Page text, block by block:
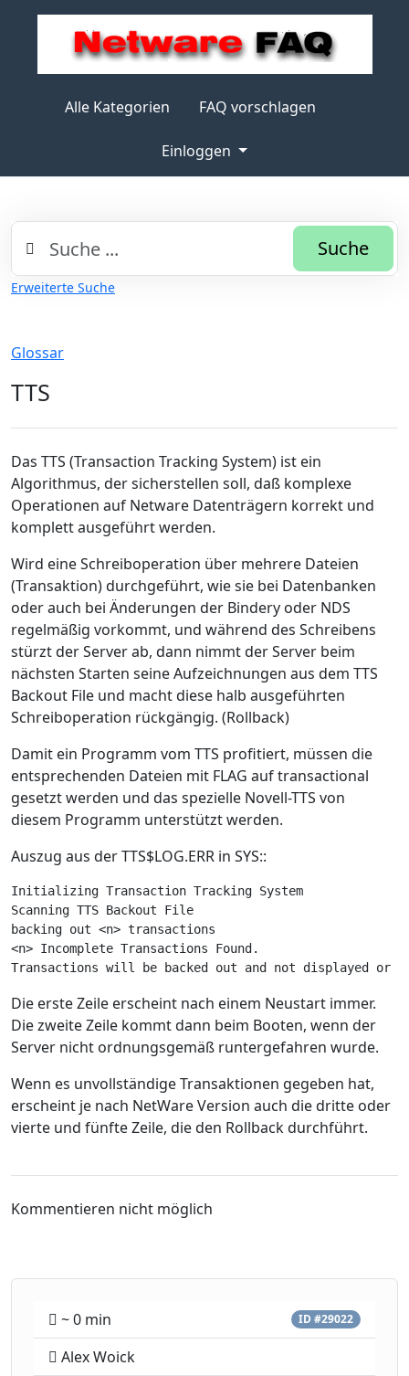
Alle Kategorien FAQ vorschlagen
Einloggen
Suche
Erweiterte Suche
Glossar
TTS
Das TTS (Transaction Tracking System) ist ein
Algorithmus, der sicherstellen soll, daß komplexe
Operationen auf Netware Datenträgern korrekt und
komplett ausgeführt werden.
Wird eine Schreiboperation über mehrere Dateien
(Transaktion) durchgeführt, wie sie bei Datenbanken
oder auch bei Änderungen der Bindery oder NDS
regelmäßig vorkommt, und während des Schreibens
stürzt der Server ab, dann nimmt der Server beim
nächsten Starten seine Aufzeichnungen aus dem TTS
Backout File und macht diese halb ausgeführten
Schreiboperation rückgängig. (Rollback)
Damit ein Programm vom TTS profitiert, müssen die
entsprechenden Dateien mit FLAG auf transactional
gesetzt werden und das spezielle Novell-TTS von
diesem Programm unterstützt werden.
Auszug aus der TTS$LOG.ERR in SYS::
Initializing Transaction Tracking System
Scanning TTS Backout File
backing out <n> transactions
<n> Incomplete Transactions Found.
Transactions will be backed out and not displayed or
Die erste Zeile erscheint nach einem Neustart immer.
Die zweite Zeile kommt dann beim Booten, wenn der
Server nicht ordnungsgemäß runtergefahren wurde.
Wenn es unvollständige Transaktionen gegeben hat,
erscheint je nach NetWare Version auch die dritte oder
vierte und fünfte Zeile, die den Rollback durchführt.
Kommentieren nicht möglich
~ 0 min ID #29022
Alex Woick